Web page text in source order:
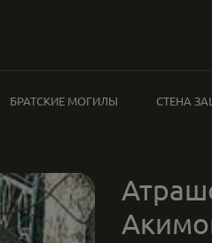
БРАТСКИЕ МОГИЛЫ СТЕНА